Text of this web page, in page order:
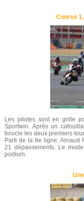
Course
Les pilotes sont en grille
Sportwin. Après un
boucle les deux premiers
Parti de la 8e ligne, Arnaud
21 dépassements. Le
podium.